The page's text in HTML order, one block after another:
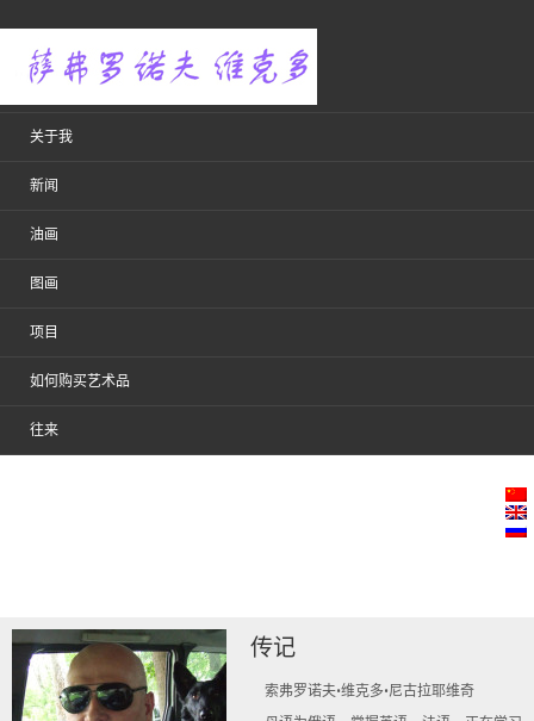
关于我
新闻
油画
图画
项目
如何购买艺术品
往来
传记
索弗罗诺夫•维克多•尼古拉耶维奇